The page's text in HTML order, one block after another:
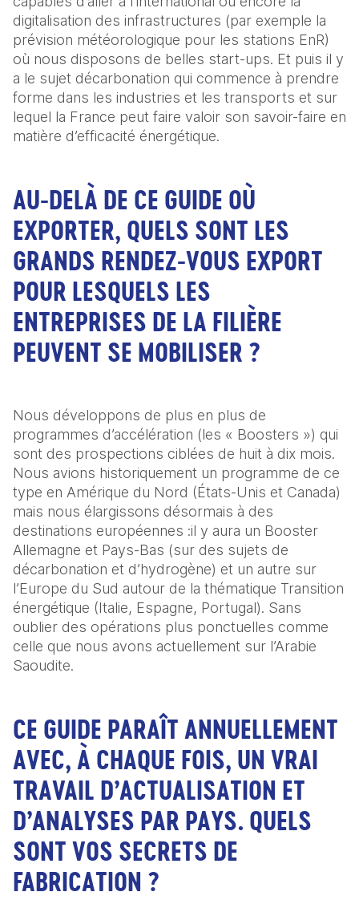
digitalisation des infrastructures (par exemple la
prévision météorologique pour les stations EnR)
où nous disposons de belles start-ups. Et puis il y
a le sujet décarbonation qui commence à prendre
forme dans les industries et les transports et sur
lequel la France peut faire valoir son savoir-faire en
matière d’efficacité énergétique.
AU-DELÀ DE CE GUIDE OÙ
EXPORTER, QUELS SONT LES
GRANDS RENDEZ-VOUS EXPORT
POUR LESQUELS LES
ENTREPRISES DE LA FILIÈRE
PEUVENT SE MOBILISER ?
Nous développons de plus en plus de
programmes d’accélération (les « Boosters ») qui
sont des prospections ciblées de huit à dix mois.
Nous avions historiquement un programme de ce
type en Amérique du Nord (États-Unis et Canada)
mais nous élargissons désormais à des
destinations européennes :il y aura un Booster
Allemagne et Pays-Bas (sur des sujets de
décarbonation et d’hydrogène) et un autre sur
l’Europe du Sud autour de la thématique Transition
énergétique (Italie, Espagne, Portugal). Sans
oublier des opérations plus ponctuelles comme
celle que nous avons actuellement sur l’Arabie
Saoudite.
CE GUIDE PARAÎT ANNUELLEMENT
AVEC, À CHAQUE FOIS, UN VRAI
TRAVAIL D’ACTUALISATION ET
D’ANALYSES PAR PAYS. QUELS
SONT VOS SECRETS DE
FABRICATION ?